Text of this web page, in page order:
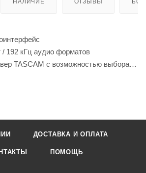
НАЛИЧИЕ ОТЗЫВЫ
192 кГц аудио форматов
TASCAM с возможностью выбора
ДОСТАВКА И ОПЛАТА
ПОМОЩЬ